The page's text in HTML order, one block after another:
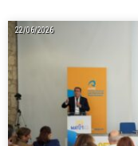
22/06/2026